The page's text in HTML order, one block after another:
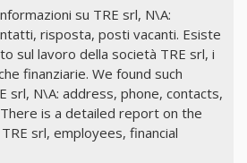
su TRE srl, N\A:
risposta, posti vacanti. Esiste
sul lavoro della società TRE srl, i
finanziarie. We found such
srl, N\A: address, phone, contacts,
is a detailed report on the
srl, employees, financial